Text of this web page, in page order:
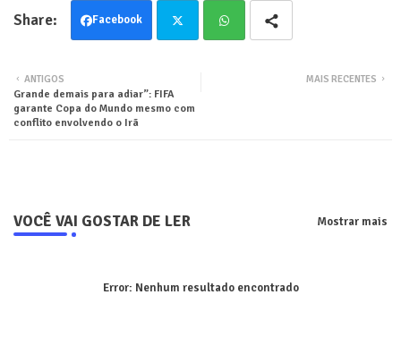
Facebook
ter
MAIS RECENTES
ANTIGOS
Grande demais para adiar”: FIFA
garante Copa do Mundo mesmo com
conflito envolvendo o Irã
VOCÊ VAI GOSTAR DE LER Mostrar mais
Error: Nenhum resultado encontrado